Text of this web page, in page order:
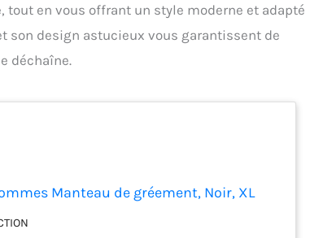
en vous offrant un style moderne et adapté
son design astucieux vous garantissent de
déchaîne.
Manteau de gréement, Noir, XL